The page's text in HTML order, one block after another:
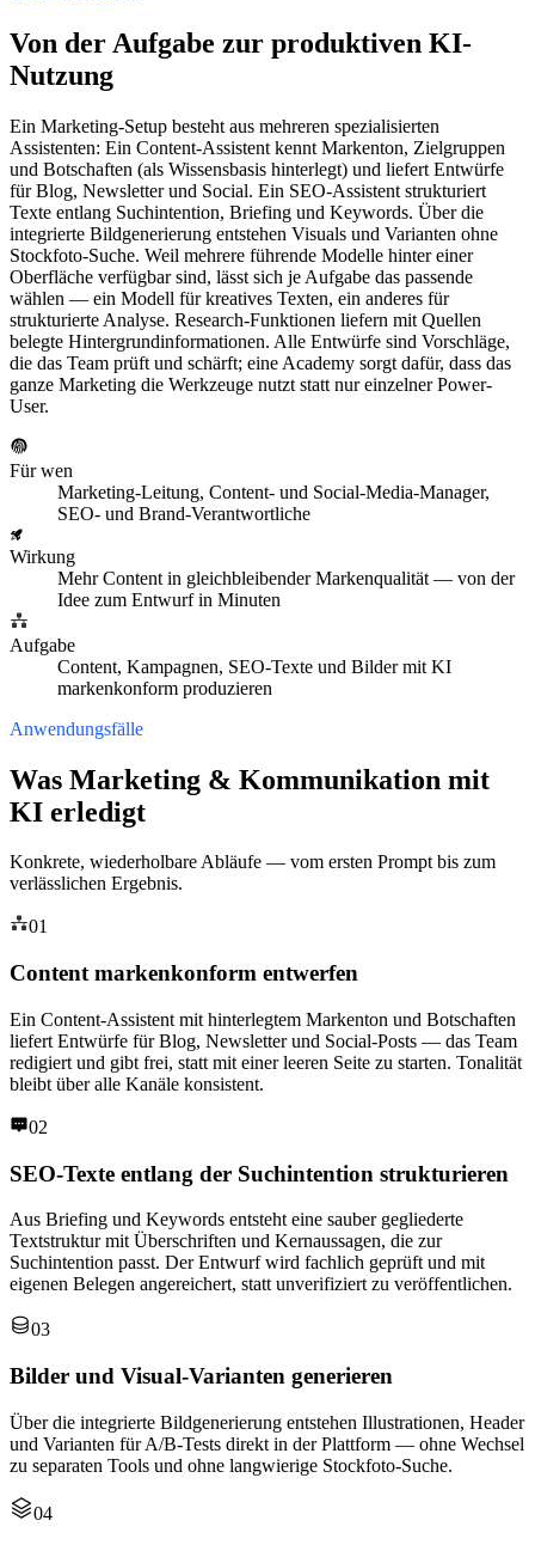
Von der Aufgabe zur produktiven KI-
Nutzung
Ein Marketing-Setup besteht aus mehreren spezialisierten
Assistenten: Ein Content-Assistent kennt Markenton, Zielgruppen
und Botschaften (als Wissensbasis hinterlegt) und liefert Entwürfe
für Blog, Newsletter und Social. Ein SEO-Assistent strukturiert
Texte entlang Suchintention, Briefing und Keywords. Über die
integrierte Bildgenerierung entstehen Visuals und Varianten ohne
Stockfoto-Suche. Weil mehrere führende Modelle hinter einer
Oberfläche verfügbar sind, lässt sich je Aufgabe das passende
wählen — ein Modell für kreatives Texten, ein anderes für
strukturierte Analyse. Research-Funktionen liefern mit Quellen
belegte Hintergrundinformationen. Alle Entwürfe sind Vorschläge,
die das Team prüft und schärft; eine Academy sorgt dafür, dass das
ganze Marketing die Werkzeuge nutzt statt nur einzelner Power-
User.
Für wen
Marketing-Leitung, Content- und Social-Media-Manager,
SEO- und Brand-Verantwortliche
Wirkung
Mehr Content in gleichbleibender Markenqualität — von der
Idee zum Entwurf in Minuten
Aufgabe
Content, Kampagnen, SEO-Texte und Bilder mit KI
markenkonform produzieren
Anwendungsfälle
Was Marketing & Kommunikation mit
KI erledigt
Konkrete, wiederholbare Abläufe — vom ersten Prompt bis zum
verlässlichen Ergebnis.
01
Content markenkonform entwerfen
Ein Content-Assistent mit hinterlegtem Markenton und Botschaften
liefert Entwürfe für Blog, Newsletter und Social-Posts — das Team
redigiert und gibt frei, statt mit einer leeren Seite zu starten. Tonalität
bleibt über alle Kanäle konsistent.
02
SEO-Texte entlang der Suchintention strukturieren
Aus Briefing und Keywords entsteht eine sauber gegliederte
Textstruktur mit Überschriften und Kernaussagen, die zur
Suchintention passt. Der Entwurf wird fachlich geprüft und mit
eigenen Belegen angereichert, statt unverifiziert zu veröffentlichen.
03
Bilder und Visual-Varianten generieren
Über die integrierte Bildgenerierung entstehen Illustrationen, Header
und Varianten für A/B-Tests direkt in der Plattform — ohne Wechsel
zu separaten Tools und ohne langwierige Stockfoto-Suche.
04